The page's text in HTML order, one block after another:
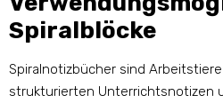
Spiralblöcke
Spiralnotizbücher sind
strukturierten Unterrichtsnotizen